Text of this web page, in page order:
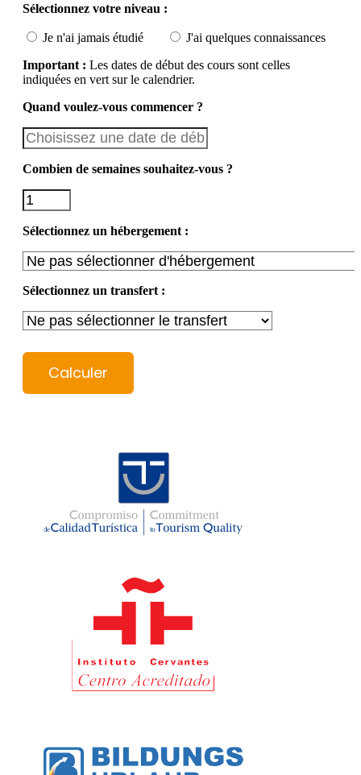
Sélectionnez votre niveau :
Je n'ai jamais étudié
J'ai quelques connaissances
Important : Les dates de début des cours sont celles
indiquées en vert sur le calendrier.
Quand voulez-vous commencer ?
Combien de semaines souhaitez-vous ?
Sélectionnez un hébergement :
Sélectionnez un transfert :
Calculer